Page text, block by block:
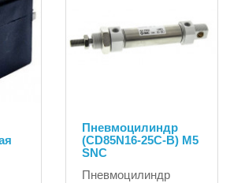
Пневмоцилиндр
(CD85N16-25C-B) M5
SNC
Пневмоцилиндр